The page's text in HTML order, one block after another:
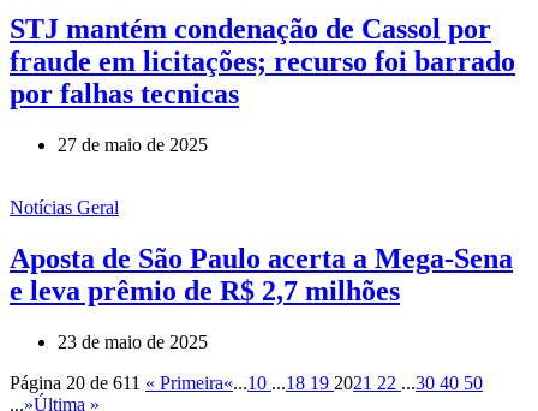
STJ mantém condenação de Cassol por
fraude em licitações; recurso foi barrado
por falhas tecnicas
27 de maio de 2025
Notícias Geral
Aposta de São Paulo acerta a Mega-Sena
e leva prêmio de R$ 2,7 milhões
23 de maio de 2025
Página 20 de 611 « Primeira«...10 ...18 19 2021 22 ...30 40 50
...»Última »